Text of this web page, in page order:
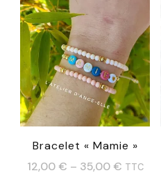
Bracelet « Mamie »
12,00 € – 35,00 € TTC